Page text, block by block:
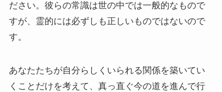
ださい。彼らの常識は世の中では一般的なもので
すが、霊的には必ずしも正しいものではないので
す。
あなたたちが自分らしくいられる関係を築いてい
くことだけを考えて、真っ直ぐ今の道を進んで行